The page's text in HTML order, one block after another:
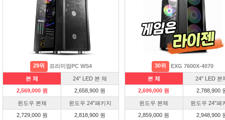
29위 프리미엄PC WS4
본 체
24″ LED 본 체
2,569,000 원
2,658,900 원
윈도우 본체
윈도우 24″패키지
2,729,000 원
2,818,900 원
30위 EXG 7600X-4070
본 체
24″ LED 본
2,699,000 원
2,788,900
윈도우 본체
윈도우 24″패
2,859,000 원
2,948,900